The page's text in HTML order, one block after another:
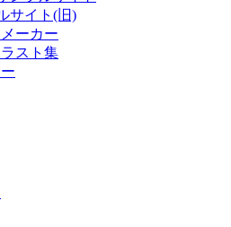
サイト(旧)
ーカー
スト集